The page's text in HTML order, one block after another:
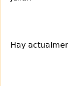
Hay